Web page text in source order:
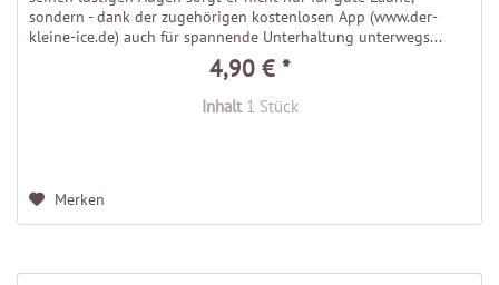
sondern - dank der zugehörigen kostenlosen App (www.der-
kleine-ice.de) auch für spannende Unterhaltung unterwegs...
4,90 € *
Inhalt 1 Stück
Merken